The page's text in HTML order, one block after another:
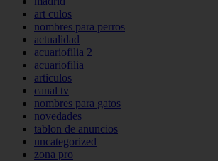
art culos
nombres para perros
actualidad
acuariofilia 2
acuariofilia
articulos
canal tv
nombres para gatos
novedades
tablon de anuncios
uncategorized
zona pro